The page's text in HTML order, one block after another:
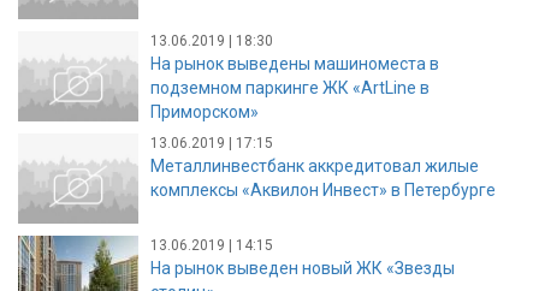
13.06.2019 | 18:30
На рынок выведены машиноместа в
подземном паркинге ЖК «ArtLine в
Приморском»
13.06.2019 | 17:15
Металлинвестбанк аккредитовал жилые
комплексы «Аквилон Инвест» в Петербурге
13.06.2019 | 14:15
На рынок выведен новый ЖК «Звезды